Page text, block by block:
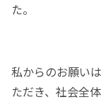
た。
私からのお願い
ただき、社会全